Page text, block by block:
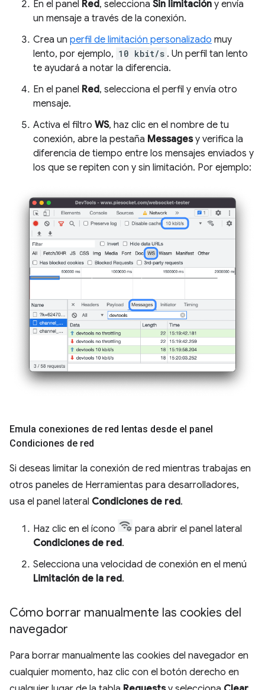
En el panel Red, selecciona Sin limitación y envía
un mensaje a través de la conexión.
Crea un perfil de limitación personalizado muy
lento, por ejemplo, 10 kbit/s . Un perfil tan lento
te ayudará a notar la diferencia.
En el panel Red, selecciona el perfil y envía otro
mensaje.
Activa el filtro WS, haz clic en el nombre de tu
conexión, abre la pestaña Messagesy verifica la
diferencia de tiempo entre los mensajes enviados y
los que se repiten con y sin limitación. Por ejemplo:
Emula conexiones de red lentas desde el panel
Condiciones de red
Si deseas limitar la conexión de red mientras trabajas en
otros paneles de Herramientas para desarrolladores,
usa el panel lateral Condiciones de red.
Haz clic en el ícono
para abrir el panel lateral
Condiciones de red.
Selecciona una velocidad de conexión en el menú
Limitación de la red.
Cómo borrar manualmente las cookies del
navegador
Para borrar manualmente las cookies del navegador en
cualquier momento, haz clic con el botón derecho en